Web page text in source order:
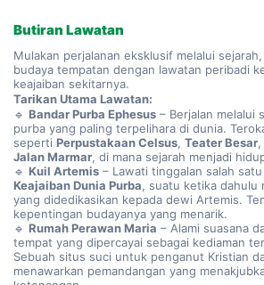
Butiran Lawatan
Mulakan perjalanan eksklusif melalui
budaya tempatan dengan lawatan peribadi
keajaiban sekitarnya.
Tarikan Utama Lawatan:
🔹 Bandar Purba Ephesus – Berjalan melalui
purba yang paling terpelihara di dunia.
seperti Perpustakaan Celsus, Teater Besar,
Jalan Marmar, di mana sejarah menjadi
🔹 Kuil Artemis – Lawati tinggalan salah
Keajaiban Dunia Purba, suatu ketika dahulu
yang didedikasikan kepada dewi Artemis.
kepentingan budayanya yang menarik.
🔹 Rumah Perawan Maria – Alami suasana
tempat yang dipercayai sebagai kediaman
Sebuah situs suci untuk penganut Kristian
menawarkan pemandangan yang